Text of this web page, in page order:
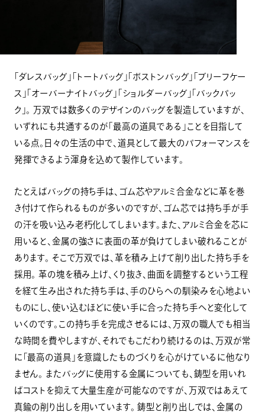
「ダレスバッグ」「トートバッグ」「ボストンバッグ」「ブリーフケー
ス」「オーバーナイトバッグ」「ショルダーバッグ」「バックパッ
ク」。 万双では数多くのデザインのバッグを製造していますが、
いずれにも共通するのが「最高の道具である」ことを目指して
いる点。日々の生活の中で、道具として最大のパフォーマンスを
発揮できるよう渾身を込めて製作しています。
たとえばバッグの持ち手は、ゴム芯やアルミ合金などに革を巻
き付けて作られるものが多いのですが、ゴム芯では持ち手が手
の汗を吸い込み老朽化してしまいます。また、アルミ合金を芯に
用いると、金属の強さに表面の革が負けてしまい破れることが
あります。 そこで万双では、革を積み上げて削り出した持ち手を
採用。 革の塊を積み上げ、くり抜き、曲面を調整するという工程
を経て生み出された持ち手は、手のひらへの馴染みを心地よい
ものにし、使い込むほどに使い手に合った持ち手へと変化して
いくのです。この持ち手を完成させるには、万双の職人でも相当
な時間を費やしますが、それでもこだわり続けるのは、万双が常
に「最高の道具」を意識したものづくりを心がけているに他なり
ません。 またバッグに使用する金属についても、鋳型を用いれ
ばコストを抑えて大量生産が可能なのですが、万双ではあえて
真鍮の削り出しを用いています。 鋳型と削り出しでは、金属の